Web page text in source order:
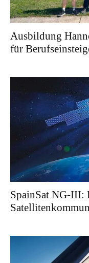
Ausbildung
für
SpainSat NG-III: